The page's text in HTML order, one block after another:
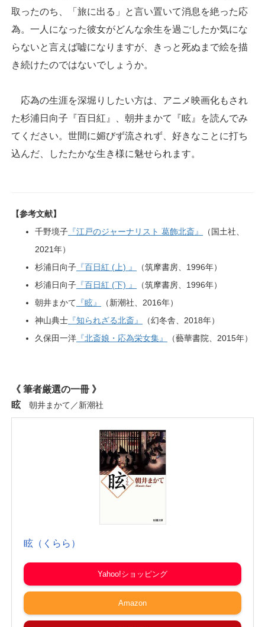
取ったのち、「旅に出る」と言い置いて消息を絶った応
為。一人になった彼女がどんな余生を過ごしたか気にな
らないと言えば嘘になりますが、きっと死ぬまで絵を描
き続けたのではないでしょうか。
応為の生涯を深堀りしたい方は、アニメ映画化もされ
た杉浦日向子『百日紅』、朝井まかて『眩』を読んでみ
てください。世間に媚びず流されず、好きなことに打ち
込んだ、したたかな生き様に魅せられます。
【参考文献】
千野境子 『江戸のジャーナリスト 葛飾北斎』
（国土社、
2021年）
杉浦日向子 『百日紅 (上) 』
（筑摩書房、1996年）
杉浦日向子 『百日紅 (下) 』
（筑摩書房、1996年）
朝井まかて 『眩』
（新潮社、2016年）
神山典士 『知られざる北斎』
（幻冬舎、2018年）
久保田一洋 『北斎娘・応為栄女集』 （藝華書院、2015年）
《 筆者厳選の一冊 》
眩
朝井まかて／新潮社
眩（くらら）
Yahoo!ショッピング
Amazon